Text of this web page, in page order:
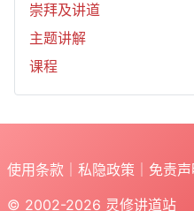
崇拜及讲道
主题讲解
课程
使用条款 私隐政策
免责声
© 2002-2026 灵修讲道站